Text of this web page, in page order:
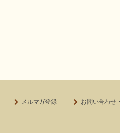
メルマガ登録 お問い合わせ